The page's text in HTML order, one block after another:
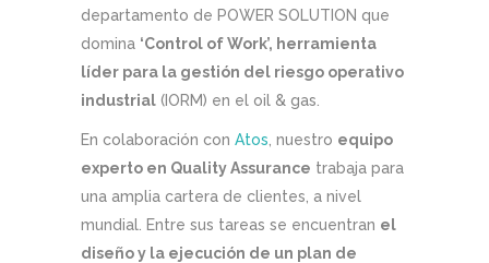
departamento de POWER SOLUTION que
domina ‘Control of Work’, herramienta
líder para la gestión del riesgo operativo
industrial (IORM) en el oil & gas.
En colaboración con Atos , nuestro equipo
experto en Quality Assurance trabaja para
una amplia cartera de clientes, a nivel
mundial. Entre sus tareas se encuentran el
diseño y la ejecución de un plan de